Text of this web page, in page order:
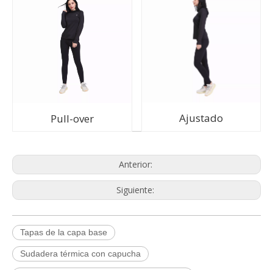
Pull-over Ajustado
Anterior:
Siguiente:
Tapas de la capa base
Sudadera térmica con capucha
Q Política de quejas